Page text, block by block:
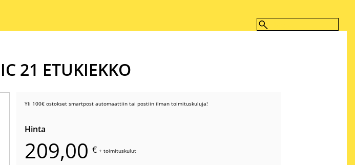
21 ETUKIEKKO
Yli 100€ ostokset smartpost automaattiin tai postiin ilman toimituskuluja!
Hinta
209,00 € + toimituskulut